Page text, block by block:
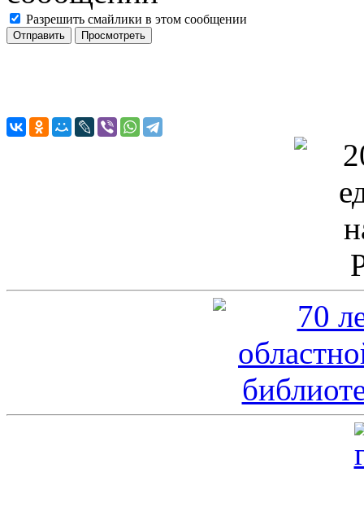
Разрешить смайлики в этом сообщении